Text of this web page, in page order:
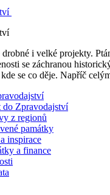
i velké projekty.
se záchranou
se co děje. Napříč
do Zpravodajství
z regionů
památky
inspirace
a finance